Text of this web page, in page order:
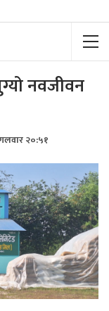
नवजीवन
२०:५१